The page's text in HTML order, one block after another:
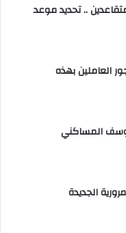
.. تحديد موعد
العاملين بهذه
المساكني
الجديدة